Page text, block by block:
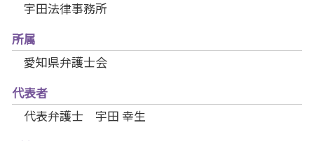
宇田法律事務所
所属
愛知県弁護士会
代表者
代表弁護士 宇田 幸生